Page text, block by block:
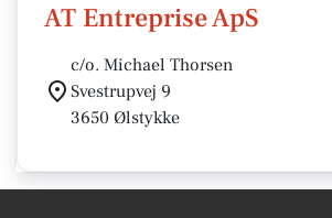
AT Entreprise ApS
c/o. Michael Thorsen
Svestrupvej 9
3650 Ølstykke